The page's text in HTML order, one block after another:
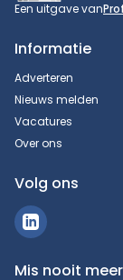
Een uitgave van
Informatie
Adverteren
Nieuws melden
Vacatures
Over ons
Volg ons
Mis nooit